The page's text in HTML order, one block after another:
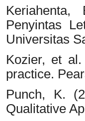
Penyintas
Universitas
Kozier, et
practice.
Punch, K.
Qualitative